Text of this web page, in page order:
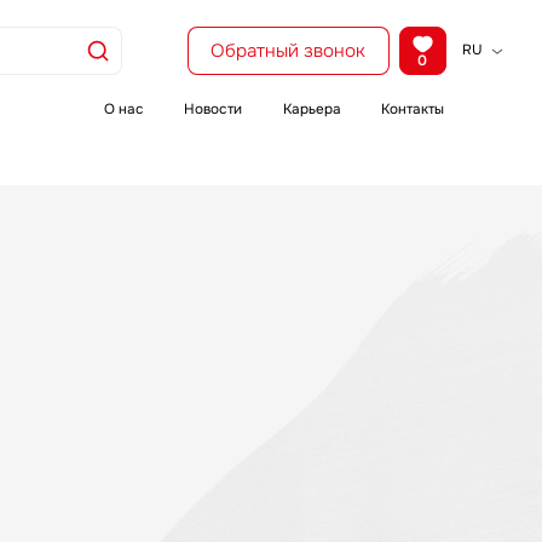
Обратный звонок 0
RU
О нас Новости Карьера Контакты